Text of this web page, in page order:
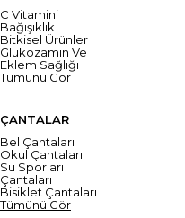
C Vitamini
Bağışıklık
Bitkisel Ürünler
Glukozamin Ve
Eklem Sağlığı
Tümünü Gör
ÇANTALAR
Bel Çantaları
Okul Çantaları
Su Sporları
Çantaları
Bisiklet Çantaları
Tümünü Gör